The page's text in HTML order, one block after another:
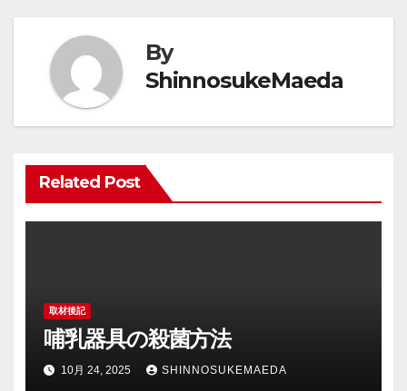
ビ
ゲ
ー
ョ
ン
By
ShinnosukeMaeda
Related Post
取材後記
哺乳器具の殺菌方法
10月 24, 2025 SHINNOSUKEMAEDA